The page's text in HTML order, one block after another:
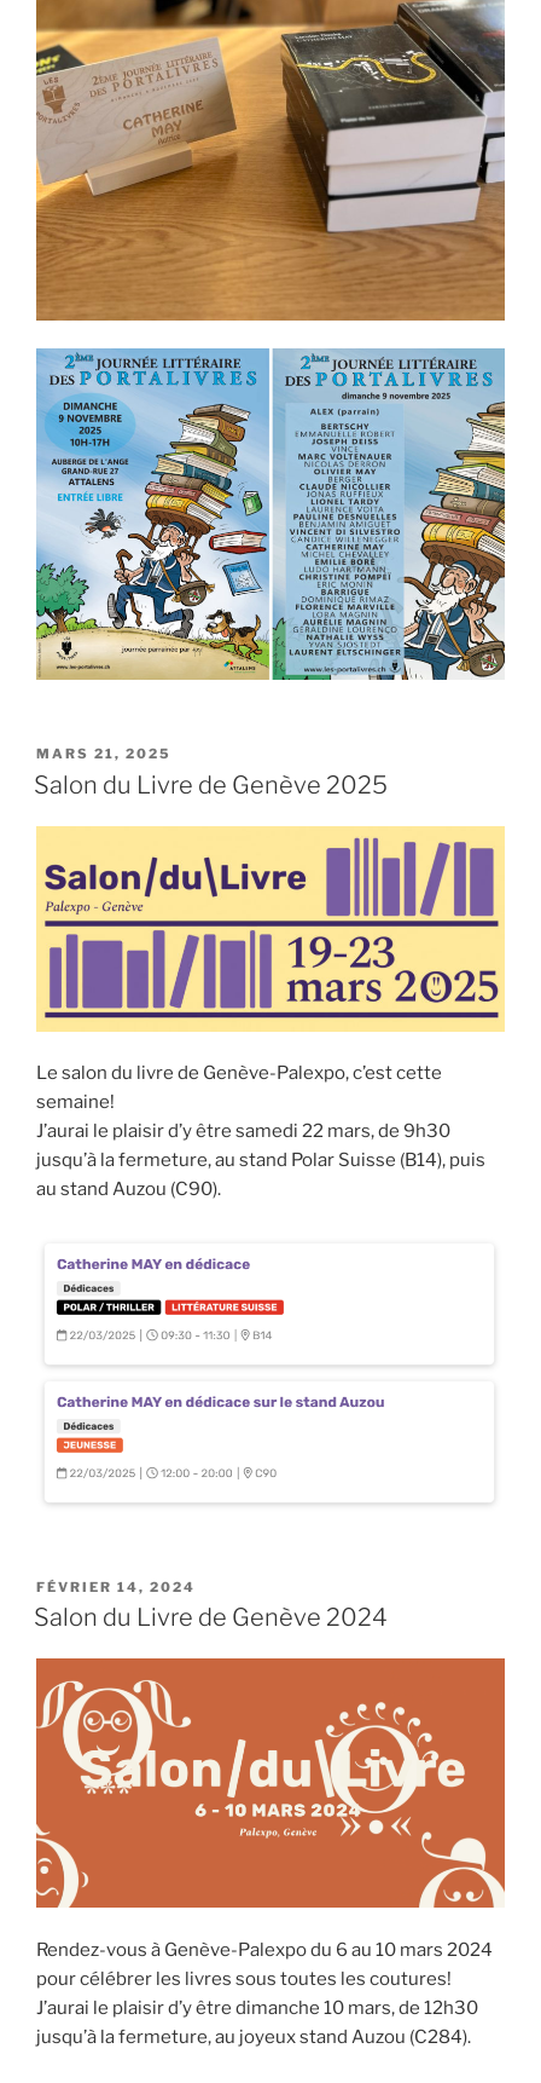
PUBLIÉ
LE
MARS 21, 2025
Salon du Livre de Genève 2025
Le salon du livre de Genève-Palexpo, c’est cette
semaine!
J’aurai le plaisir d’y être samedi 22 mars, de 9h30
jusqu’à la fermeture, au stand Polar Suisse (B14), puis
au stand Auzou (C90).
PUBLIÉ
LE
FÉVRIER 14, 2024
Salon du Livre de Genève 2024
Rendez-vous à Genève-Palexpo du 6 au 10 mars 2024
pour célébrer les livres sous toutes les coutures!
J’aurai le plaisir d’y être dimanche 10 mars, de 12h30
jusqu’à la fermeture, au joyeux stand Auzou (C284).